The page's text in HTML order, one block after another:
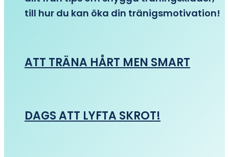
till hur du kan öka din tränigsmotivation!
ATT TRÄNA HÅRT MEN SMART
DAGS ATT LYFTA SKROT!